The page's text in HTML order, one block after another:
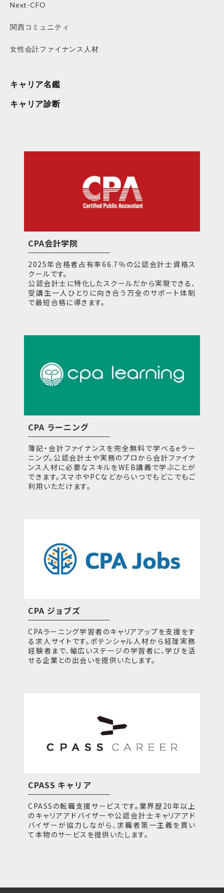
Next-CFO
関西コミュニティ
女性会計ファイナンス人材
キャリア名鑑
キャリア診断
CPA会計学院
2025年合格者占有率66.7％の公認会計士資格ス
クールです。
公認会計士に特化したスクールだから実現できる、
受講生一人ひとりに向き合う万全のサポート体制
で最短合格に導きます。
CPA ラーニング
簿記・会計ファイナンスを完全無料で学べるeラー
ニング。公認会計士や実務のプロから会計ファイナ
ンス人材に必要なスキルをWEB講義で学ぶことが
できます。スマホやPCなどからいつでもどこでもご
利用いただけます。
CPA ジョブズ
CPAラーニング学習者のキャリアアップを支援をす
る求人サイトです。ポテンシャル人材から経理実務
経験者まで、幅広いステージの学習者に、学びを活
せる企業との出会いを提供いたします。
CPASS キャリア
CPASSの転職支援サービスです。業界歴20年以上
のキャリアアドバイザーや公認会計士キャリアアド
バイザーが協力しながら、求職者第一主義を貫い
て本物のサービスを提供いたします。